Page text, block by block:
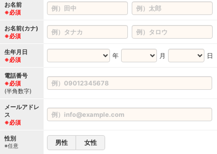
お名前
※必須
お名前(カナ)
※必須
生年月日
※必須
年 月 日
電話番号
※必須
(半角数字)
メールアドレ
ス
※必須
性別
※任意 男性 女性